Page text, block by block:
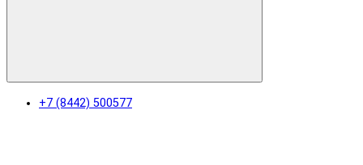
+7 (8442) 500577